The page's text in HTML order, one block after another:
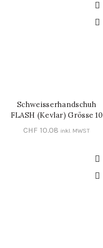
IN DEN WARENKORB
Schweisserhandschuh
FLASH (Kevlar) Grösse 10
CHF 10.08 inkl. MWST